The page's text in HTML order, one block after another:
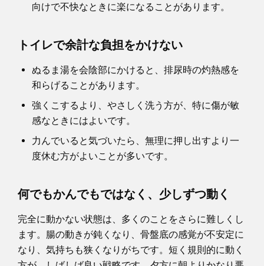
向けで不快なときに楽になることがあります。
トイレで余計な負担をかけない
ぬるま湯を会陰部にかけると、排尿時の灼熱感を
和らげることがあります。
強くこするより、やさしく洗う方が、特に傷が敏
感なときにはよいです。
力んでいると気づいたら、無理に押し出すより一
度休む方がよいことが多いです。
何でもかんでもではなく、少しずつ動く
完全に動かない状態は、多くのことをさらに難しくし
ます。腸の動きが鈍くなり、骨盤底の感覚が不安定に
なり、気持ちも狭くなりがちです。短く規則的に動く